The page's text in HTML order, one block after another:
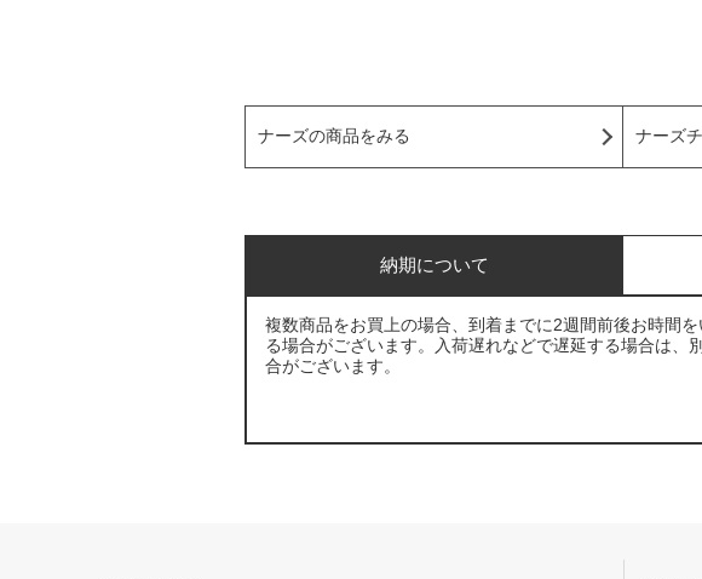
ナーズの商品をみる ナーズ
納期について
複数商品をお買上の場合、到着までに2週間前後お時間
る場合がございます。入荷遅れなどで遅延する場合は
合がございます。